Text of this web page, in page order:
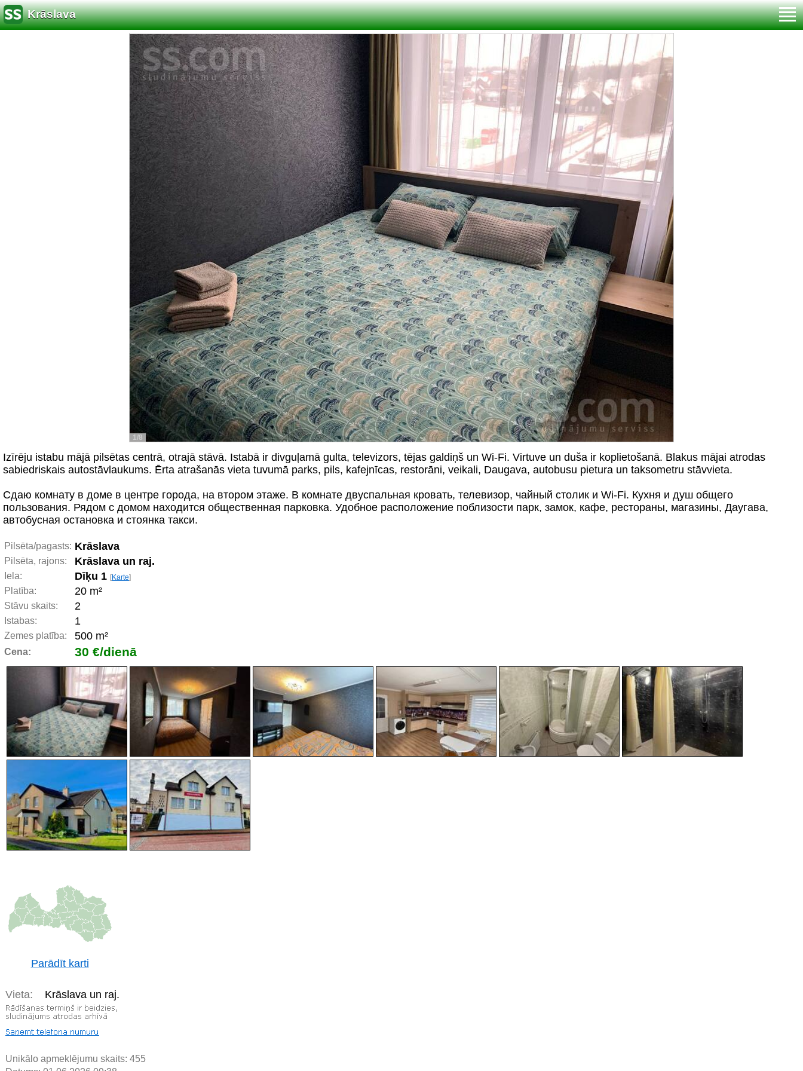
Krāslava
1/8
Izīrēju istabu mājā pilsētas centrā, otrajā stāvā. Istabā ir divguļamā gulta, televizors, tējas galdiņš un Wi-Fi. Virtuve un duša ir koplietošanā. Blakus mājai atrodas
sabiedriskais autostāvlaukums. Ērta atrašanās vieta tuvumā parks, pils, kafejnīcas, restorāni, veikali, Daugava, autobusu pietura un taksometru stāvvieta.
Сдаю комнату в доме в центре города, на втором этаже. В комнате двуспальная кровать, телевизор, чайный столик и Wi-Fi. Кухня и душ общего
пользования. Рядом с домом находится общественная парковка. Удобное расположение поблизости парк, замок, кафе, рестораны, магазины, Даугава,
автобусная остановка и стоянка такси.
Pilsēta/pagasts: Krāslava
Pilsēta, rajons: Krāslava un raj.
Iela: Dīķu 1 [Karte]
Platība: 20 m²
Stāvu skaits: 2
Istabas: 1
Zemes platība: 500 m²
Cena: 30 €/dienā
Parādīt karti
Vieta: Krāslava un raj.
Unikālo apmeklējumu skaits: 455